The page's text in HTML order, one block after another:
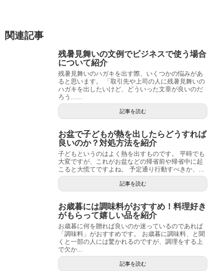
関連記事
残暑見舞いの文例でビジネスで使う場合
について紹介
残暑見舞いのハガキを出す際、いくつかの悩みがあ
ると思います。 「取引先や上司の人に残暑見舞いの
ハガキを出したいけど、どういった文章が良いのだ
ろう…...
記事を読む
お盆で子どもが熱を出したらどうすれば
良いのか？対処方法を紹介
子どもというのはよく熱を出すものです。 平時でも
大変ですが、これがお盆などの帰省前や帰省中に起
こると大慌てですよね。 予定通り行動すべきか、...
記事を読む
お歳暮には調味料がおすすめ！料理好き
がもらって嬉しい品を紹介
お歳暮に何を贈れば良いのか迷っているのであれば
「調味料」がおすすめです。 お歳暮に調味料、と聞
くと一部の人には驚かれるのですが、調理をする上
で欠か...
記事を読む